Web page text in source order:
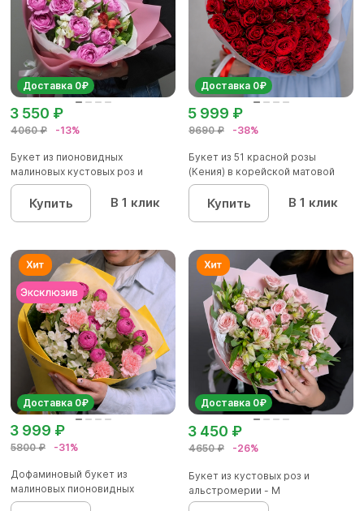
Доставка 0₽
4060 ₽ -13%
3 550 ₽
Букет из пионовидных
малиновых кустовых роз и
альстроме...
Купить В 1 клик
Доставка 0₽
9690 ₽ -38%
5 999 ₽
Букет из 51 красной розы
(Кения) в корейской матовой
уп...
Купить В 1 клик
Доставка 0₽
5800 ₽ -31%
3 999 ₽
Дофаминовый букет из
малиновых пионовидных
кустовых роз...
Доставка 0₽
4650 ₽ -26%
3 450 ₽
Букет из кустовых роз и
альстромерии - М